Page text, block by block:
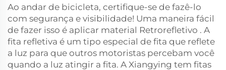
Ao andar de bicicleta, certifique-se de fazê-lo
com segurança e visibilidade! Uma maneira fácil
de fazer isso é aplicar material Retrorefletivo . A
fita refletiva é um tipo especial de fita que reflete
a luz para que outros motoristas percebam você
quando a luz atingir a fita. A Xiangying tem fitas